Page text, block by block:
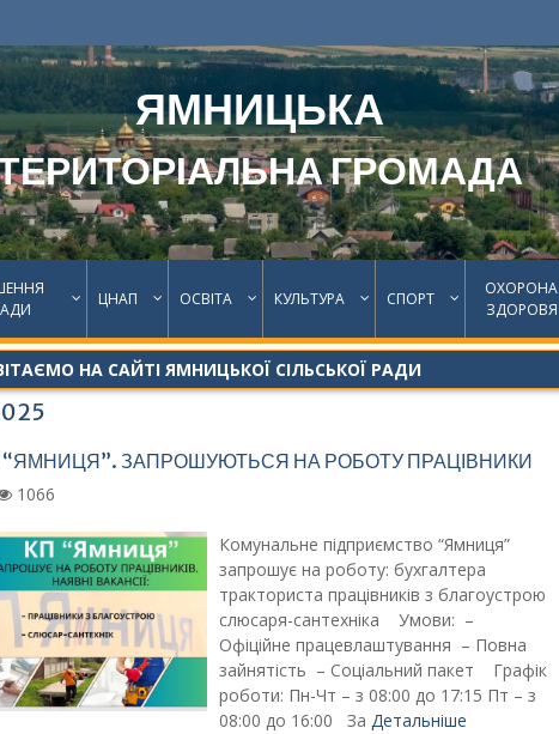
ЯМНИЦЬКА
ГРОМАДА
ЦНАП ОСВІТА КУЛЬТУРА СПОРТ
ОХОРОНА
ЗДОРОВЯ
НА САЙТІ ЯМНИЦЬКОЇ СІЛЬСЬКОЇ РАДИ
“ЯМНИЦЯ”. ЗАПРОШУЮТЬСЯ НА РОБОТУ ПРАЦІВНИКИ
1066
Комунальне підприємство “Ямниця”
запрошує на роботу: бухгалтера
тракториста працівників з благоустрою
слюсаря-сантехніка Умови: –
Офіційне працевлаштування – Повна
зайнятість – Соціальний пакет Графік
роботи: Пн-Чт – з 08:00 до 17:15 Пт – з
08:00 до 16:00 За Детальніше